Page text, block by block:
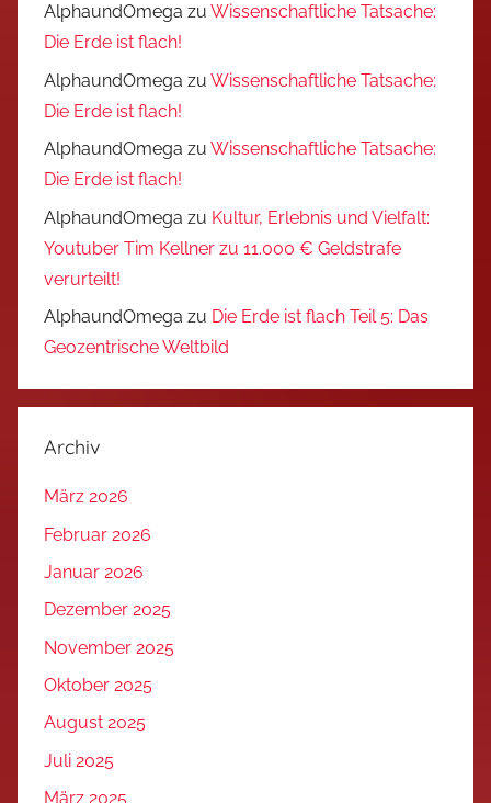
AlphaundOmega zu Wissenschaftliche Tatsache:
Die Erde ist flach!
AlphaundOmega zu Wissenschaftliche Tatsache:
Die Erde ist flach!
AlphaundOmega zu Wissenschaftliche Tatsache:
Die Erde ist flach!
AlphaundOmega zu Kultur, Erlebnis und Vielfalt:
Youtuber Tim Kellner zu 11.000 € Geldstrafe
verurteilt!
AlphaundOmega zu Die Erde ist flach Teil 5: Das
Geozentrische Weltbild
Archiv
März 2026
Februar 2026
Januar 2026
Dezember 2025
November 2025
Oktober 2025
August 2025
Juli 2025
März 2025